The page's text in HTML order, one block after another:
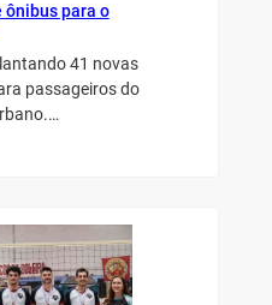
ônibus para o
41 novas
passageiros do